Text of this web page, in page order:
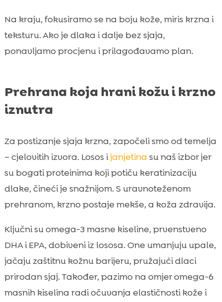
Na kraju, fokusiramo se na boju kože, miris krzna i
teksturu. Ako je dlaka i dalje bez sjaja,
ponavljamo procjenu i prilagođavamo plan.
Prehrana koja hrani kožu i krzno
iznutra
Za postizanje sjaja krzna, započeli smo od temelja
– cjelovitih izvora. Losos ijanjetina su naš izbor jer
su bogati proteinima koji potiču keratinizaciju
dlake, čineći je snažnijom. S uravnoteženom
prehranom, krzno postaje mekše, a koža zdravija.
Ključni su omega-3 masne kiseline, prvenstveno
DHA i EPA, dobiveni iz lososa. One umanjuju upale,
jačaju zaštitnu kožnu barijeru, pružajući dlaci
prirodan sjaj. Također, pazimo na omjer omega-6
masnih kiselina radi očuvanja elastičnosti kože i